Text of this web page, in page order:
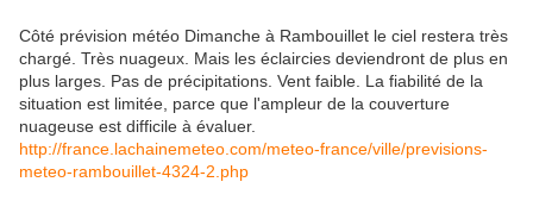
Côté prévision météo Dimanche à Rambouillet le ciel restera très
chargé. Très nuageux. Mais les éclaircies deviendront de plus en
plus larges. Pas de précipitations. Vent faible. La fiabilité de la
situation est limitée, parce que l'ampleur de la couverture
nuageuse est difficile à évaluer.
http://france.lachainemeteo.com/meteo-france/ville/previsions-
meteo-rambouillet-4324-2.php